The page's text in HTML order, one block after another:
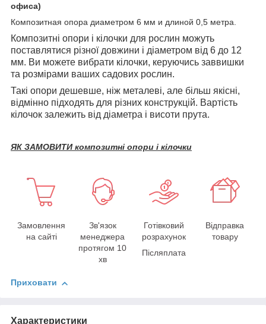
офиса)
Композитная опора диаметром 6 мм и длиной 0,5 метра.
Композитні опори і кілочки для рослин можуть
поставлятися різної довжини і діаметром від 6 до 12
мм. Ви можете вибрати кілочки, керуючись заввишки
та розмірами ваших садових рослин.
Такі опори дешевше, ніж металеві, але більш якісні,
відмінно підходять для різних конструкцій. Вартість
кілочок залежить від діаметра і висоти прута.
ЯК ЗАМОВИТИ композитні опори і кілочки
Замовлення
на сайті
Зв'язок
менеджера
протягом 10
хв
Готівковий
розрахунок
Післяплата
Відправка
товару
Приховати
Характеристики